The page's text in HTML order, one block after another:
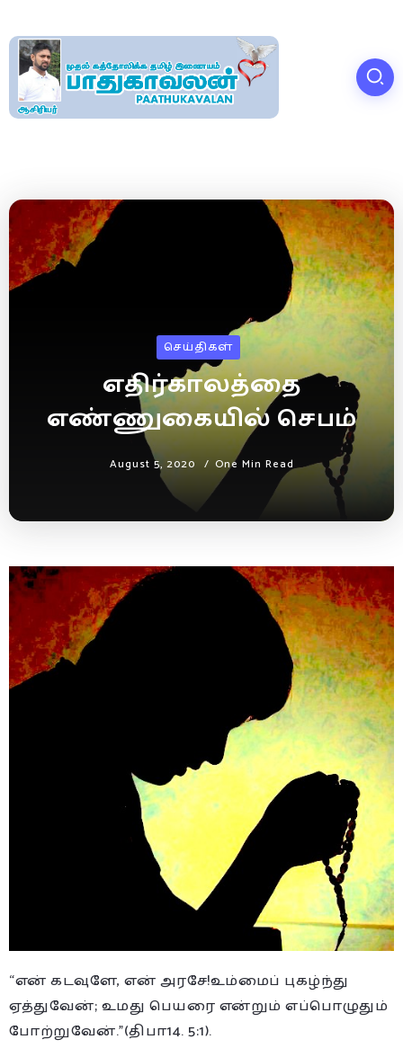
செய்திகள்
எதிர்காலத்தை
எண்ணுகையில் செபம்
August 5, 2020 One Min Read
“என் கடவுளே, என் அரசே!உம்மைப் புகழ்ந்து
ஏத்துவேன்; உமது பெயரை என்றும் எப்பொழுதும்
போற்றுவேன்.”(திபா14. 5:1).